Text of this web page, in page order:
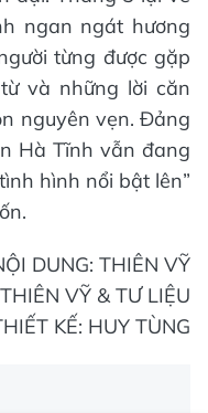
ngan ngát hương
từng được gặp
và những lời căn
nguyên vẹn. Đảng
Hà Tĩnh vẫn đang
hình nổi bật lên”
DUNG: THIÊN VỸ
VỸ & TƯ LIỆU
KẾ: HUY TÙNG